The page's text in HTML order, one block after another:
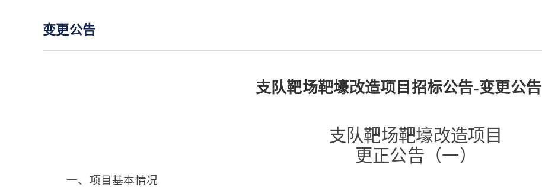
变更公告
支队靶场靶壕改造项目招标公告-变更公告
支队靶场靶壕改造项目
更正公告 （一）
一、项目基本情况